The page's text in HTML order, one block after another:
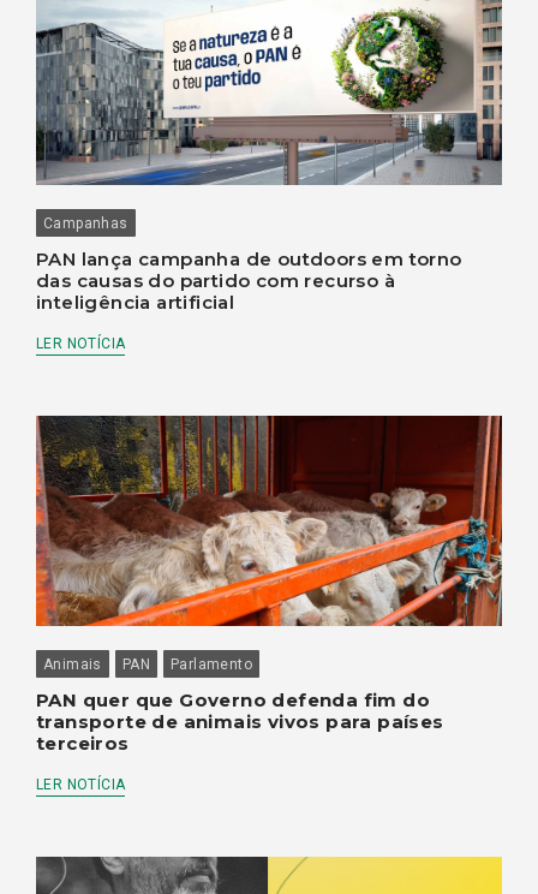
Campanhas
PAN lança campanha de outdoors em torno
das causas do partido com recurso à
inteligência artificial
LER NOTÍCIA
Animais PAN Parlamento
PAN quer que Governo defenda fim do
transporte de animais vivos para países
terceiros
LER NOTÍCIA